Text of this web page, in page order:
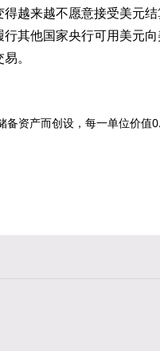
越来越不愿意接受美元
其他国家央行可用美元
。
备资产而创设，每一单位价值